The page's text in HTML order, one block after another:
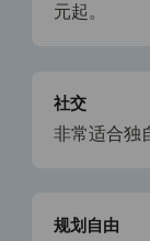
元起。
社交
非常适合独
规划自由